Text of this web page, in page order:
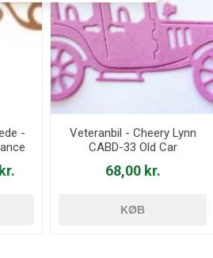
-
Veteranbil - Cheery Lynn
CABD-33 Old Car
68,00 kr.
KØB